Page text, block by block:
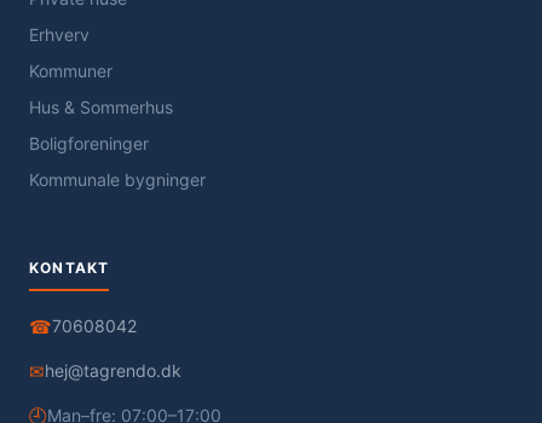
Erhverv
Kommuner
Hus & Sommerhus
Boligforeninger
Kommunale bygninger
KONTAKT
☎70608042
✉hej@tagrendo.dk
🕘Man–fre: 07:00–17:00